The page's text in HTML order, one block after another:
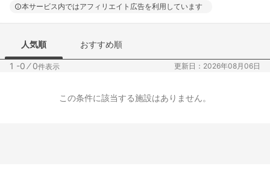
本サービス内ではアフィリエイト広告を利用しています
人気順 おすすめ順
1 -0 ⁄0件表示 更新日：2026年08月06日
この条件に該当する施設はありません。